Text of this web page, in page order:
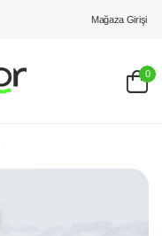
Mağaza Girişi
0